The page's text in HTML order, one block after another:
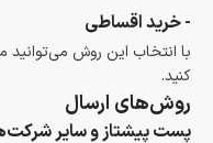
- خرید اقساطی
با انتخاب این روش
کنید.
روش‌های ارسال
پست پیشتاز و سایر